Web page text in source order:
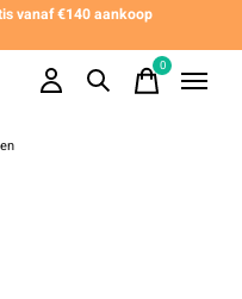
vanaf €140 aankoop
0items